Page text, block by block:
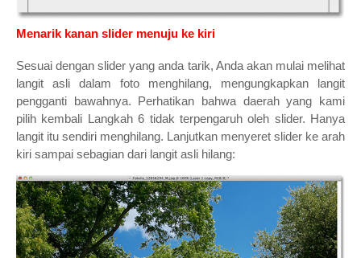
Menarik kanan slider menuju ke kiri
Sesuai dengan slider yang anda tarik, Anda akan mulai melihat
langit asli dalam foto menghilang, mengungkapkan langit
pengganti bawahnya. Perhatikan bahwa daerah yang kami
pilih kembali Langkah 6 tidak terpengaruh oleh slider. Hanya
langit itu sendiri menghilang. Lanjutkan menyeret slider ke arah
kiri sampai sebagian dari langit asli hilang: